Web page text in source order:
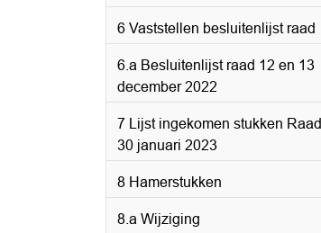
6 Vaststellen besluitenlijst raad
6.a Besluitenlijst raad 12 en 13
december 2022
7 Lijst ingekomen stukken Raad
30 januari 2023
8 Hamerstukken
8.a Wijziging